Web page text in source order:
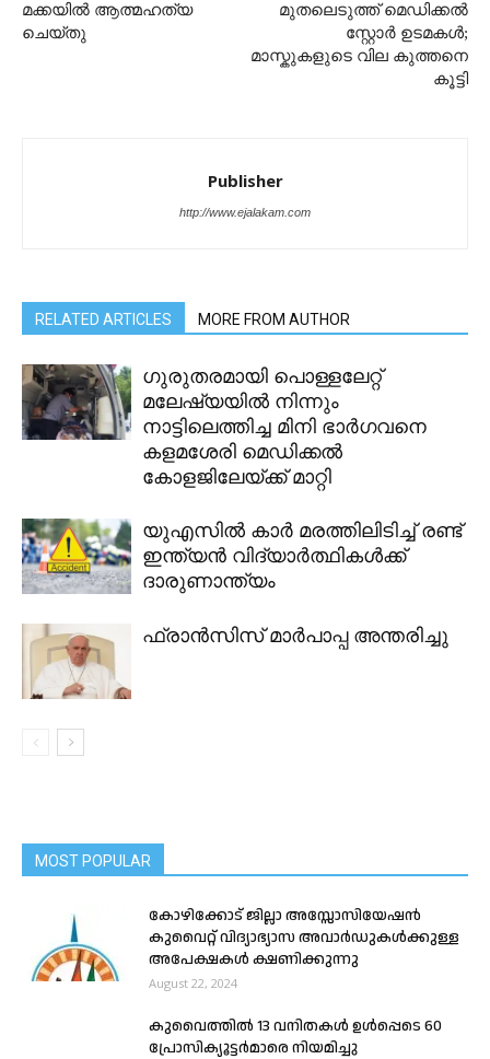
മക്കയിൽ ആത്മഹത്യ
ചെയ്തു
മുതലെടുത്ത് മെഡിക്കൽ
സ്റ്റോർ ഉടമകൾ;
മാസ്കുകളുടെ വില കുത്തനെ
കൂട്ടി
Publisher
http://www.ejalakam.com
RELATED ARTICLES MORE FROM AUTHOR
ഗുരുതരമായി പൊള്ളലേറ്റ്
മലേഷ്യയില്‍ നിന്നും
നാട്ടിലെത്തിച്ച മിനി ഭാര്‍ഗവനെ
കളമശേരി മെഡിക്കല്‍
കോളജിലേയ്ക്ക് മാറ്റി
യുഎസിൽ കാർ മരത്തിലിടിച്ച് രണ്ട്
ഇന്ത്യൻ വിദ്യാർത്ഥികൾക്ക്
ദാരുണാന്ത്യം
ഫ്രാൻസിസ് മാർപാപ്പ അന്തരിച്ചു
MOST POPULAR
കോഴിക്കോട്‌ ജില്ലാ അസ്സോസിയേഷൻ
കുവൈറ്റ് വിദ്യാഭ്യാസ അവാർഡുകൾക്കുള്ള
അപേക്ഷകൾ ക്ഷണിക്കുന്നു
August 22, 2024
കുവൈത്തിൽ 13 വനിതകൾ ഉൾപ്പെടെ 60
പ്രോസിക്യൂട്ടർമാരെ നിയമിച്ചു